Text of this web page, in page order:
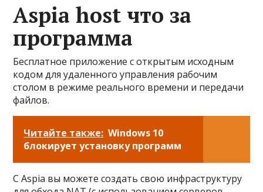
Aspia host что за
программа
Бесплатное приложение с открытым исходным
кодом для удаленного управления рабочим
столом в режиме реального времени и передачи
файлов.
Читайте также: Windows 10
блокирует установку программ
C Aspia вы можете создать свою инфраструктуру